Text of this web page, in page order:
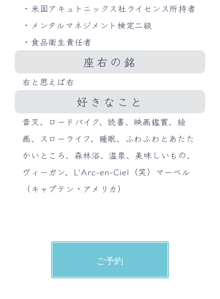
・米国アキュトニックス社ライセンス所持者
・メンタルマネジメント検定二級
・食品衛生責任者
座右の銘
右と思えば右
好きなこと
音叉、ロードバイク、読書、映画鑑賞、絵
画、スローライフ、睡眠、ふわふわとあたた
かいところ、森林浴、温泉、美味しいもの、
ヴィーガン、L'Arc-en-Ciel（笑）マーベル
（キャプテン・アメリカ）
ご予約